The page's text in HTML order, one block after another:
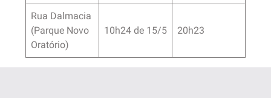
Rua Dalmacia
(Parque Novo
Oratório)
10h24 de 15/5 20h23